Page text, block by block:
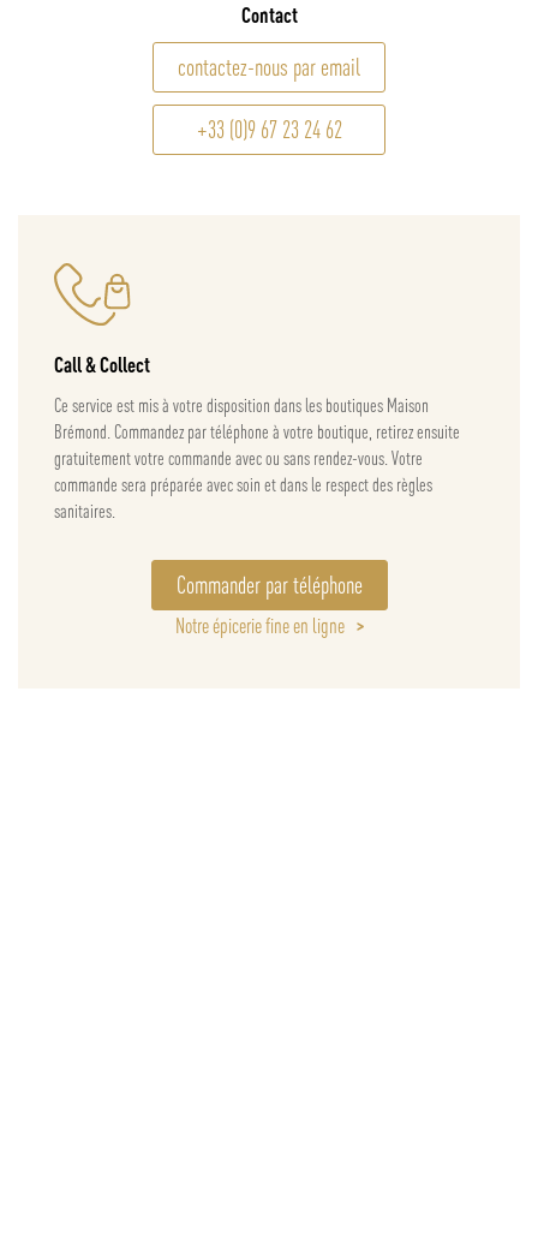
Contact
contactez-nous par email
+33 (0)9 67 23 24 62
Call & Collect
Ce service est mis à votre disposition dans les boutiques Maison
Brémond. Commandez par téléphone à votre boutique, retirez ensuite
gratuitement votre commande avec ou sans rendez-vous. Votre
commande sera préparée avec soin et dans le respect des règles
sanitaires.
Commander par téléphone
Notre épicerie fine en ligne >